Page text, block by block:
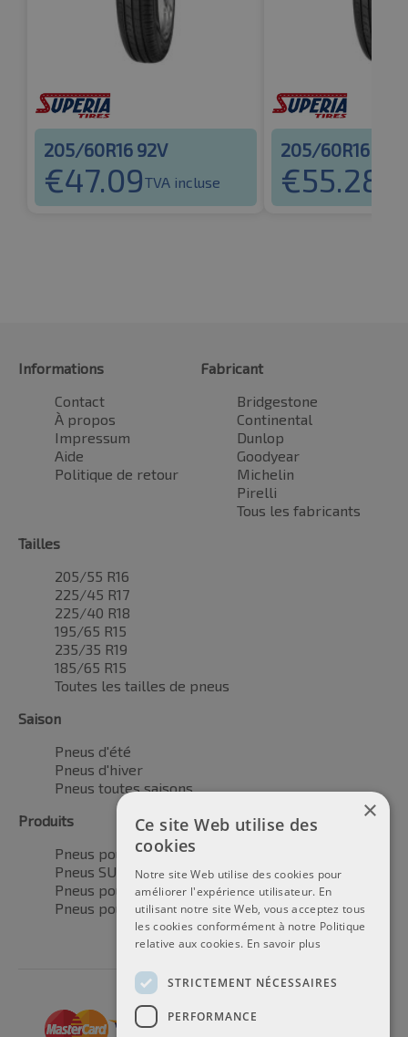
205/60R16 92V
€47.09TVA incluse
205/60R16 96V
€55.28
Informations
Contact
À propos
Impressum
Aide
Politique de retour
Fabricant
Bridgestone
Continental
Dunlop
Goodyear
Michelin
Pirelli
Tous les fabricants
Tailles
205/55 R16
225/45 R17
225/40 R18
195/65 R15
235/35 R19
185/65 R15
Toutes les tailles de pneus
Saison
Pneus d'été
Pneus d'hiver
Pneus toutes saisons
Produits
Pneus pour voitures
Pneus SUV / 4x4
Pneus pour camionnettes
Pneus pour motos
×
Ce site Web utilise des
cookies
Notre site Web utilise des cookies pour
améliorer l'expérience utilisateur. En
utilisant notre site Web, vous acceptez tous
les cookies conformément à notre Politique
relative aux cookies. En savoir plus
STRICTEMENT NÉCESSAIRES
PERFORMANCE